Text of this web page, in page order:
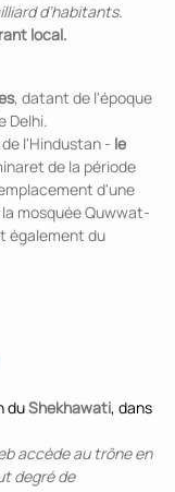
d’habitants.
local.
, datant de l'époque
Delhi.
l'Hindustan - le
de la période
d'une
mosquée Quwwat-
également du
duShekhawati, dans
accède au trône en
degré de